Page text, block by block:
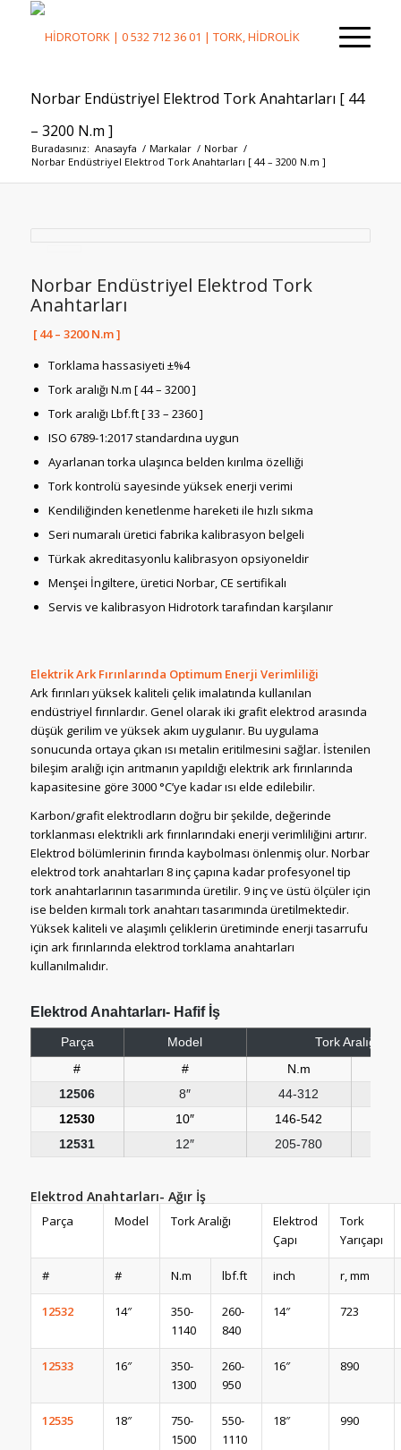
Norbar Endüstriyel Elektrod Tork Anahtarları [ 44
– 3200 N.m ]
Buradasınız: Anasayfa / Markalar / Norbar /
Norbar Endüstriyel Elektrod Tork Anahtarları [ 44 – 3200 N.m ]
Norbar Endüstriyel Elektrod Tork
Anahtarları
[ 44 – 3200 N.m ]
Torklama hassasiyeti ±%4
Tork aralığı N.m [ 44 – 3200 ]
Tork aralığı Lbf.ft [ 33 – 2360 ]
ISO 6789-1:2017 standardına uygun
Ayarlanan torka ulaşınca belden kırılma özelliği
Tork kontrolü sayesinde yüksek enerji verimi
Kendiliğinden kenetlenme hareketi ile hızlı sıkma
Seri numaralı üretici fabrika kalibrasyon belgeli
Türkak akreditasyonlu kalibrasyon opsiyoneldir
Menşei İngiltere, üretici Norbar, CE sertifikalı
Servis ve kalibrasyon Hidrotork tarafından karşılanır
Elektrik Ark Fırınlarında Optimum Enerji Verimliliği
Ark fırınları yüksek kaliteli çelik imalatında kullanılan
endüstriyel fırınlardır. Genel olarak iki grafit elektrod arasında
düşük gerilim ve yüksek akım uygulanır. Bu uygulama
sonucunda ortaya çıkan ısı metalin eritilmesini sağlar. İstenilen
bileşim aralığı için arıtmanın yapıldığı elektrik ark fırınlarında
kapasitesine göre 3000 °C’ye kadar ısı elde edilebilir.
Karbon/grafit elektrodların doğru bir şekilde, değerinde
torklanması elektrikli ark fırınlarındaki enerji verimliliğini artırır.
Elektrod bölümlerinin fırında kaybolması önlenmiş olur. Norbar
elektrod tork anahtarları 8 inç çapına kadar profesyonel tip
tork anahtarlarının tasarımında üretilir. 9 inç ve üstü ölçüler için
ise belden kırmalı tork anahtarı tasarımında üretilmektedir.
Yüksek kaliteli ve alaşımlı çeliklerin üretiminde enerji tasarrufu
için ark fırınlarında elektrod torklama anahtarları
kullanılmalıdır.
Elektrod Anahtarları- Hafif İş
Parça Model
Tork Aralığı
#
# N.m
12506
8″ 44-312
12530
10″ 146-542
12531
12″ 205-780
Elektrod Anahtarları- Ağır İş
Parça Model Tork Aralığı
Elektrod
Çapı
Tork
Yarıçapı
# # N.m lbf.ft inch r, mm
12532 14″
350-
1140
260-
840
14″ 723
12533 16″
350-
1300
260-
950
16″ 890
12535 18″
750-
1500
550-
1110
18″ 990